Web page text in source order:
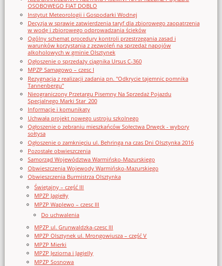
OSOBOWEGO FIAT DOBLO
Instytut Meteorologii i Gospodarki Wodnej
Decyzja w sprawie zatwierdzenia taryf dla zbiorowego zaopatrzenia
w wodę i zbiorowego odprowadzania ścieków
Ogólny schemat procedury kontroli przestrzegania zasad i
warunków korzystania z zezwoleń na sprzedaż napojów
alkoholowych w gminie Olsztynek
Ogłoszenie o sprzedaży ciągnika Ursus C-360
MPZP Samagowo – czesc I
Rezygnacja z realizacji zadania pn. "Odkrycie tajemnic pomnika
Tannenbergu"
Nieograniczony Przetargu Pisemny Na Sprzedaż Pojazdu
Specjalnego Marki Star_200
Informacje i komunikaty
Uchwała projekt nowego ustroju szkolnego
Ogłoszenie o zebraniu mieszkańców Sołectwa Drwęck - wybory
sołtysa
Ogłoszenie o zamknięciu ul. Behringa na czas Dni Olsztynka 2016
Pozostałe obwieszczenia
Samorząd Województwa Warmińsko-Mazurskiego
Obwieszczenia Wojewody Warmińsko-Mazurskiego
Obwieszczenia Burmistrza Olsztynka
Świętajny – część III
MPZP Jagiełły
MPZP Waplewo – czesc III
Do uchwalenia
MPZP ul. Grunwaldzka-czesc III
MPZP Olsztynek ul. Mrongowiusza – część V
MPZP Mierki
MPZP Jeziorna i Jagielly
MPZP Sosnowa